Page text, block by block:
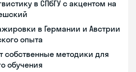
в СПбГУ с акцентом на
в Германии и Австрии
опыта
собственные методики для
обучения